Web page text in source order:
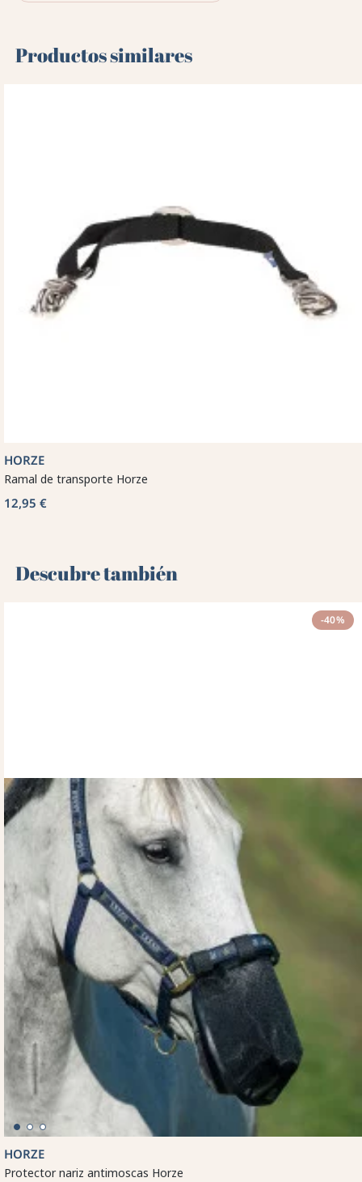
Productos similares
HORZE
Ramal de transporte Horze
12,95 €
Descubre también 🌻
-40%
HORZE
Protector nariz antimoscas Horze